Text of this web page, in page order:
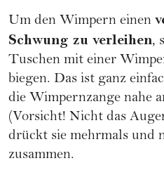
Um den Wimpern einen
Schwung zu verleihen,
Tuschen mit einer
biegen. Das ist ganz
die Wimpernzange nahe
(Vorsicht! Nicht das
drückt sie mehrmals und
zusammen.